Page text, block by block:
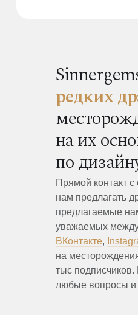
редких
на их
по
Прямой контакт
нам предлагать
предлагаемые
уважаемых
ВКонтакте,
на
тыс
любые вопросы и